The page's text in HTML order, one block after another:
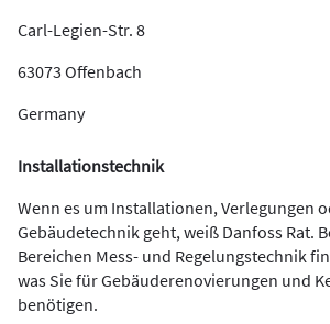
Carl-Legien-Str. 8
63073 Offenbach
Germany
Installationstechnik
Wenn es um Installationen, Verlegungen
Gebäudetechnik geht, weiß Danfoss Rat.
Bereichen Mess- und Regelungstechnik
was Sie für Gebäuderenovierungen und
benötigen.